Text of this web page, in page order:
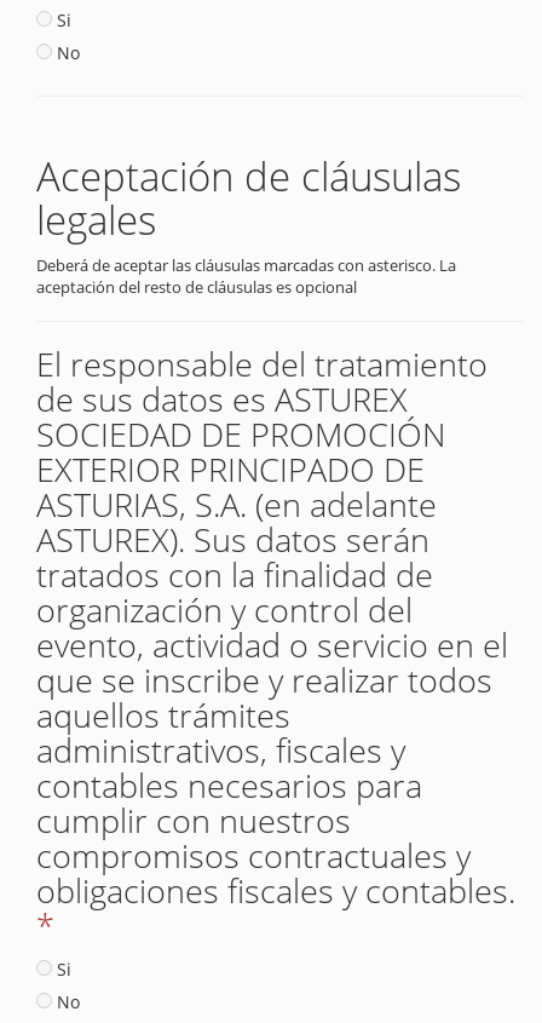
Si
No
Aceptación de cláusulas
legales
Deberá de aceptar las cláusulas marcadas con asterisco. La
aceptación del resto de cláusulas es opcional
El responsable del tratamiento
de sus datos es ASTUREX
SOCIEDAD DE PROMOCIÓN
EXTERIOR PRINCIPADO DE
ASTURIAS, S.A. (en adelante
ASTUREX). Sus datos serán
tratados con la finalidad de
organización y control del
evento, actividad o servicio en el
que se inscribe y realizar todos
aquellos trámites
administrativos, fiscales y
contables necesarios para
cumplir con nuestros
compromisos contractuales y
obligaciones fiscales y contables.
*
Si
No